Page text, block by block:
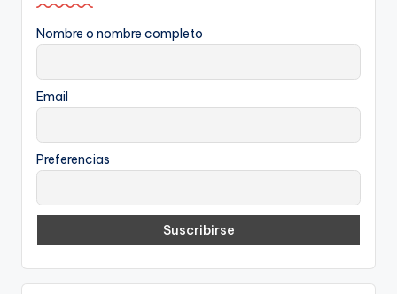
Nombre o nombre completo
Email
Preferencias